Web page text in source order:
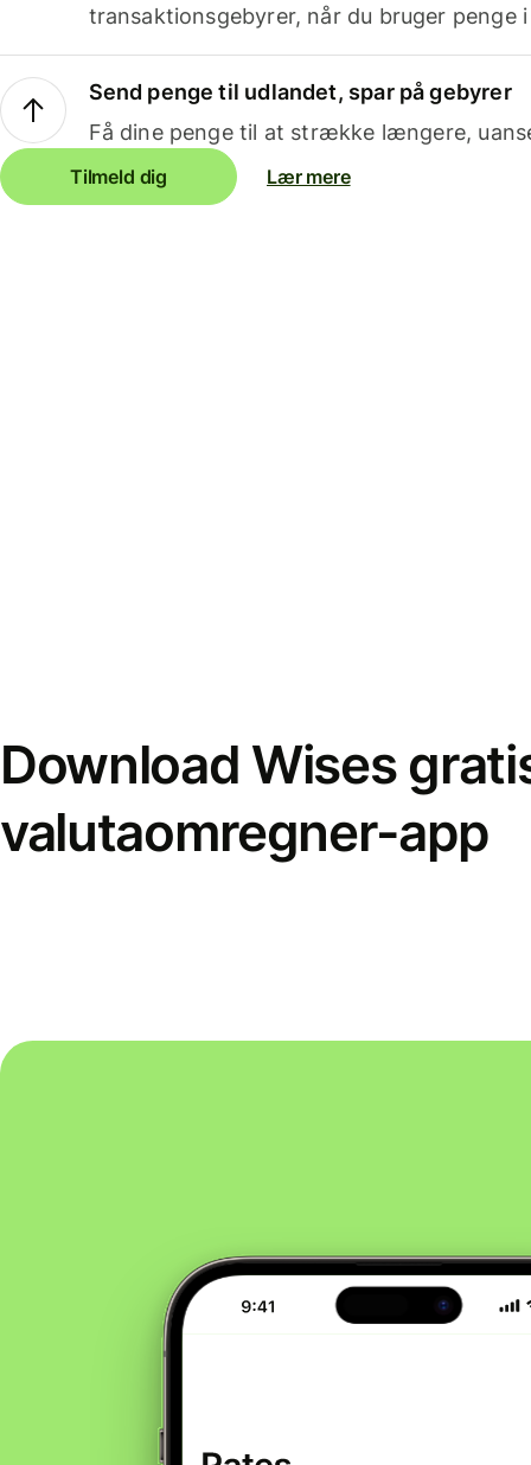
transaktionsgebyrer, når du bruger penge
Send penge til udlandet, spar på gebyrer
Få dine penge til at strække længere,
Tilmeld dig Lær mere
Download Wises
valutaomregner-app